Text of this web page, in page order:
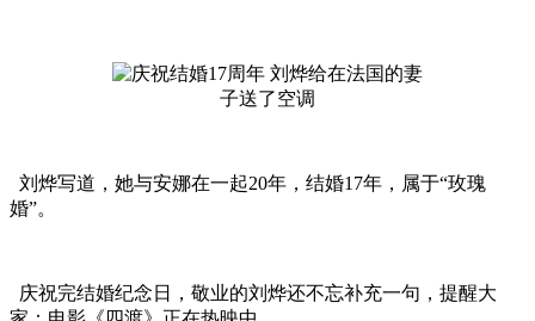
刘烨写道，她与安娜在一起20年，结婚17年，属于“玫瑰
婚”。
庆祝完结婚纪念日，敬业的刘烨还不忘补充一句，提醒大